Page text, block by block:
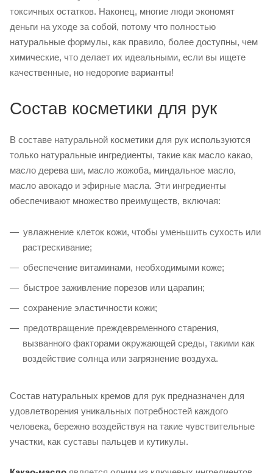
токсичных остатков. Наконец, многие люди экономят
деньги на уходе за собой, потому что полностью
натуральные формулы, как правило, более доступны, чем
химические, что делает их идеальными, если вы ищете
качественные, но недорогие варианты!
Состав косметики для рук
В составе натуральной косметики для рук используются
только натуральные ингредиенты, такие как масло какао,
масло дерева ши, масло жожоба, миндальное масло,
масло авокадо и эфирные масла. Эти ингредиенты
обеспечивают множество преимуществ, включая:
увлажнение клеток кожи, чтобы уменьшить сухость или
растрескивание;
обеспечение витаминами, необходимыми коже;
быстрое заживление порезов или царапин;
сохранение эластичности кожи;
предотвращение преждевременного старения,
вызванного факторами окружающей среды, такими как
воздействие солнца или загрязнение воздуха.
Состав натуральных кремов для рук предназначен для
удовлетворения уникальных потребностей каждого
человека, бережно воздействуя на такие чувствительные
участки, как суставы пальцев и кутикулы.